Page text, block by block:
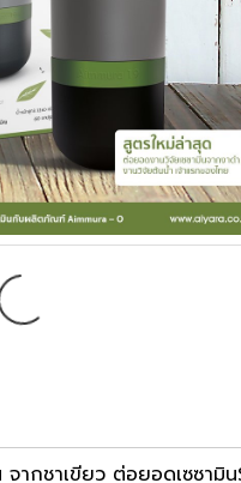
ากชาเขียว ต่อยอดเซซามิ